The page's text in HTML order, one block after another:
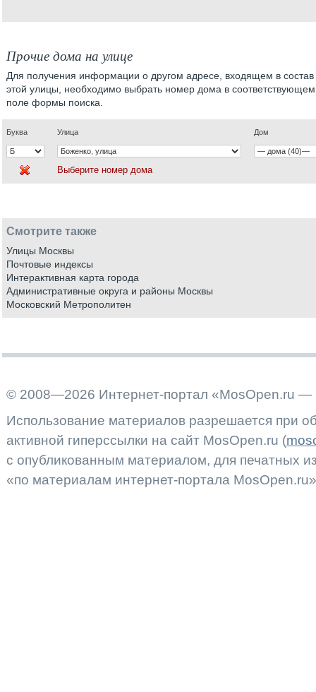
Прочие дома на улице
Для получения информации о другом адресе, входящем в состав
этой улицы, необходимо выбрать номер дома в соответствующем
поле формы поиска.
Буква Улица Дом
Выберите номер дома
Смотрите также
Улицы Москвы
Почтовые индексы
Интерактивная карта города
Административные округа и районы Москвы
Московский Метрополитен
© 2008—2026 Интернет-портал «MosOpen.ru —
Использование материалов разрешается при
активной гиперссылки на сайт MosOpen.ru (
с опубликованным материалом, для печатных
«по материалам интернет-портала